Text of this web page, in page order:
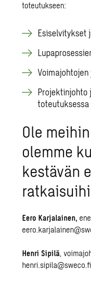
toteutukseen:
Esiselvitykset
Projektinjohto
toteutuksessa
Ole
olemme
kestävän
Eero Karjalainen,
Henri Sipilä,
henri.sipila@sweco.fi